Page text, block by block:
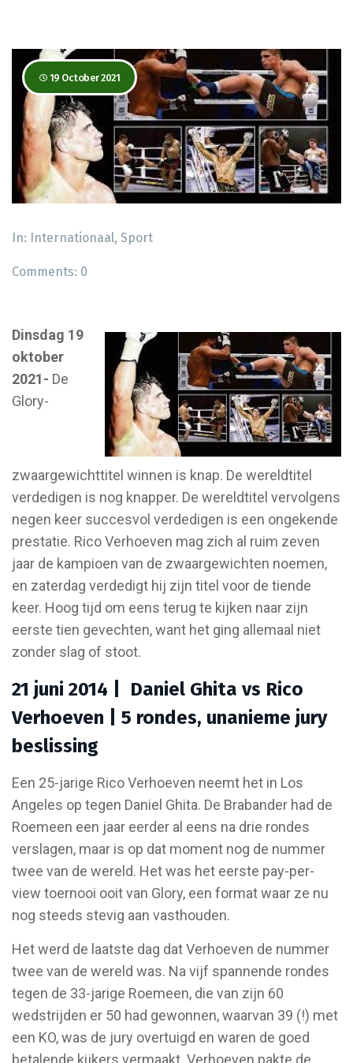
19 October 2021
In: Internationaal, Sport
Comments: 0
Dinsdag 19
oktober
2021- De
Glory-
zwaargewichttitel winnen is knap. De wereldtitel
verdedigen is nog knapper. De wereldtitel vervolgens
negen keer succesvol verdedigen is een ongekende
prestatie. Rico Verhoeven mag zich al ruim zeven
jaar de kampioen van de zwaargewichten noemen,
en zaterdag verdedigt hij zijn titel voor de tiende
keer. Hoog tijd om eens terug te kijken naar zijn
eerste tien gevechten, want het ging allemaal niet
zonder slag of stoot.
21 juni 2014 | Daniel Ghita vs Rico
Verhoeven | 5 rondes, unanieme jury
beslissing
Een 25-jarige Rico Verhoeven neemt het in Los
Angeles op tegen Daniel Ghita. De Brabander had de
Roemeen een jaar eerder al eens na drie rondes
verslagen, maar is op dat moment nog de nummer
twee van de wereld. Het was het eerste pay-per-
view toernooi ooit van Glory, een format waar ze nu
nog steeds stevig aan vasthouden.
Het werd de laatste dag dat Verhoeven de nummer
twee van de wereld was. Na vijf spannende rondes
tegen de 33-jarige Roemeen, die van zijn 60
wedstrijden er 50 had gewonnen, waarvan 39 (!) met
een KO, was de jury overtuigd en waren de goed
betalende kijkers vermaakt. Verhoeven pakte de